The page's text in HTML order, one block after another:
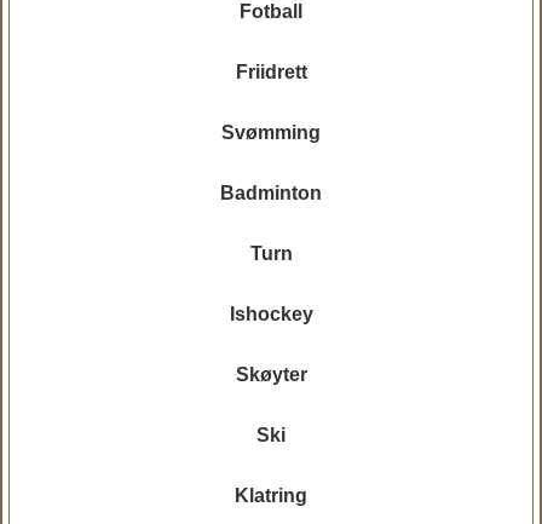
Fotball
Friidrett
Svømming
Badminton
Turn
Ishockey
Skøyter
Ski
Klatring